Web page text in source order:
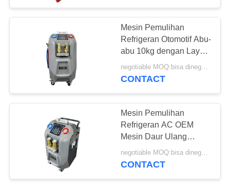
TUR
KONTROL
KUALITAS
HUBUNGI
PERMINTAAN
PENAWARAN
Mesin Pemulihan
Refrigerant Mobil
61
Mesin Pemulihan
AC
Mesin Pemulihan
Refrigeran Otomotif Abu-
abu 10kg dengan Layar
Warna LCD 5 "
negotiable MOQ:bisa dinegosiasikan
CONTACT
Mesin Pemulihan
Refrigeran AC OEM
Mesin Daur Ulang
Refrigeran Otomatis
negotiable MOQ:bisa dinegosiasikan
CONTACT